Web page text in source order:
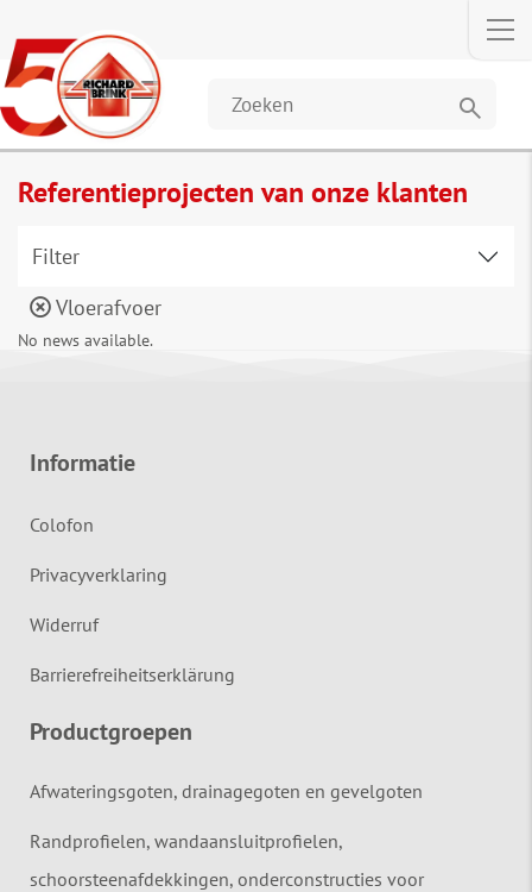
search
Referentieprojecten van onze klanten
Filter
Vloerafvoer
No news available.
Informatie
Colofon
Privacyverklaring
Widerruf
Barrierefreiheitserklärung
Productgroepen
Afwateringsgoten, drainagegoten en gevelgoten
Randprofielen, wandaansluitprofielen,
schoorsteenafdekkingen, onderconstructies voor